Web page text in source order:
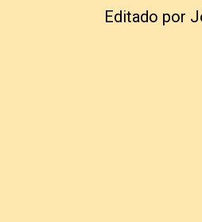
Editado por